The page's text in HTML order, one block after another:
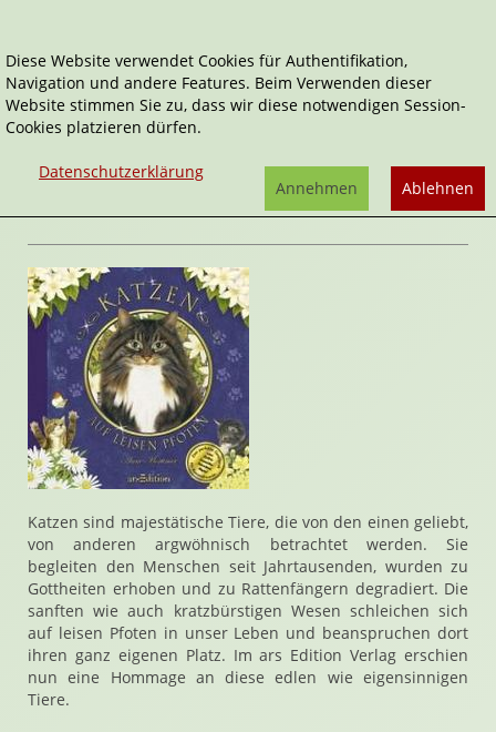
Home Sachbücher Katzen. Auf leisen Pfoten
Katzen. Auf leisen Pfoten
Mortimer
Rezension von Janett Cernohuby | 26. Januar 2009
Katzen sind majestätische Tiere, die von den einen geliebt,
von anderen argwöhnisch betrachtet werden. Sie
begleiten den Menschen seit Jahrtausenden, wurden zu
Gottheiten erhoben und zu Rattenfängern degradiert. Die
sanften wie auch kratzbürstigen Wesen schleichen sich
auf leisen Pfoten in unser Leben und beanspruchen dort
ihren ganz eigenen Platz. Im ars Edition Verlag erschien
nun eine Hommage an diese edlen wie eigensinnigen
Tiere.
Diese Website verwendet Cookies für Authentifikation,
Navigation und andere Features. Beim Verwenden dieser
Website stimmen Sie zu, dass wir diese notwendigen Session-
Cookies platzieren dürfen.
Datenschutzerklärung
Ablehnen
Annehmen